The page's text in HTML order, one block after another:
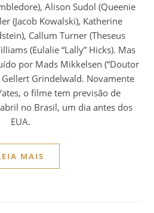
Alison Sudol (Queenie
(Jacob Kowalski), Katherine
Callum Turner (Theseus
(Eulalie “Lally” Hicks). Mas
por Mads Mikkelsen (“Doutor
Gellert Grindelwald. Novamente
o filme tem previsão de
no Brasil, um dia antes dos
EUA.
MAIS